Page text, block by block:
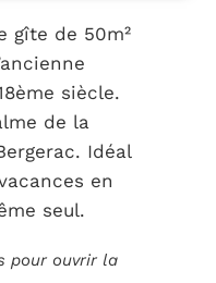
gîte de 50m²
siècle.
de la
Idéal
en
seul.
pour ouvrir la